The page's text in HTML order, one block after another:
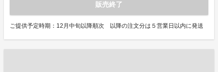
販売終了
ご提供予定時期：12月中旬以降順次 以降の注文分は５営業日以内に発送